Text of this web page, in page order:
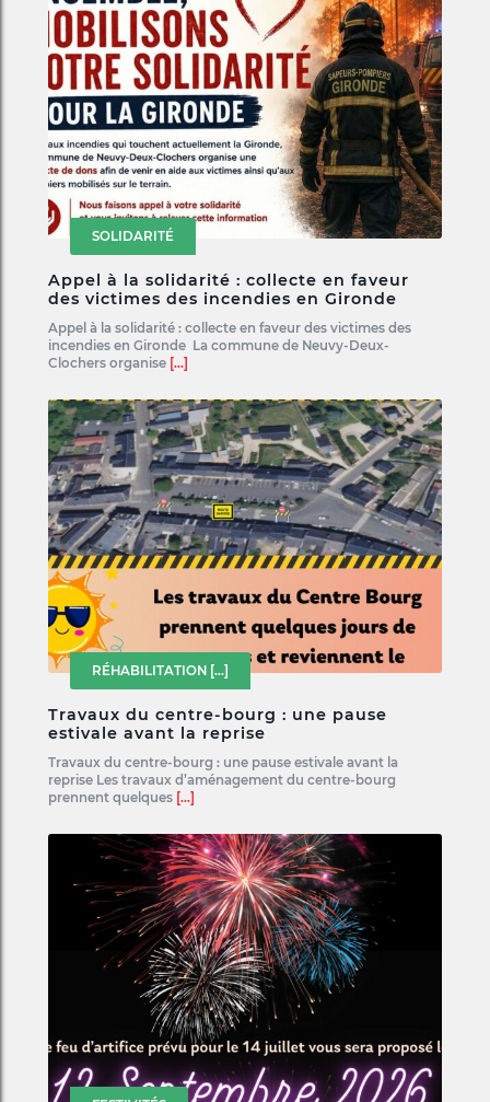
SOLIDARITÉ
Appel à la solidarité : collecte en faveur
des victimes des incendies en Gironde
Appel à la solidarité : collecte en faveur des victimes des
incendies en Gironde La commune de Neuvy-Deux-
Clochers organise [...]
RÉHABILITATION [...]
Travaux du centre-bourg : une pause
estivale avant la reprise
Travaux du centre-bourg : une pause estivale avant la
reprise Les travaux d’aménagement du centre-bourg
prennent quelques [...]